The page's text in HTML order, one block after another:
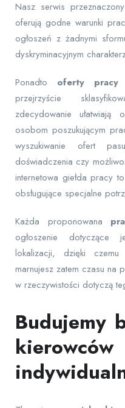
Nasz serwis
oferują godne warunki
ogłoszeń z żadnymi
dyskryminacyjnym
Ponadto oferty pracy
przejrzyście
zdecydowanie ułatwiają
osobom poszukującym
wyszukiwanie ofert
doświadczenia czy
internetowa giełda pracy
obsługujące specjalne
Każda proponowana
ogłoszenie dotyczące
lokalizacji, dzięki
marnujesz zatem czasu na
w rzeczywistości dotyczą
Budujemy
kierowców